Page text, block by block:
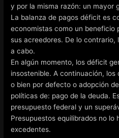
y por la misma razón: un mayor
La balanza de pagos déficit es
economistas como un beneficio
sus acreedores. De lo contrario,
a cabo.
En algún momento, los déficit
insostenible. A continuación,
o bien por defecto o adopción
políticas de: pago de la deuda.
presupuesto federal y un
Presupuestos equilibrados no lo
excedentes.